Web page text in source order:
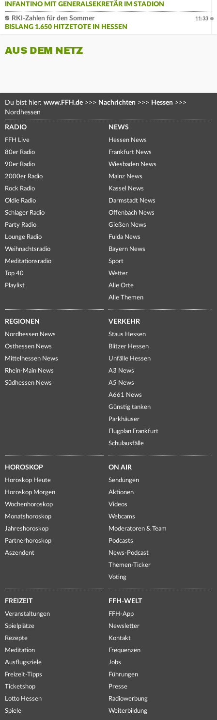
INFANTINO MIT GENERALSEKRETÄR IM STADION
RKI-Zahlen für den Sommer
BISLANG 1.650 HITZETOTE IN HESSEN
11:33
AUS DEM NETZ
Du bist hier: www.FFH.de >>> Nachrichten >>> Hessen >>>
Nordhessen
RADIO
FFH Live
80er Radio
90er Radio
2000er Radio
Rock Radio
Oldie Radio
Schlager Radio
Party Radio
Lounge Radio
Weihnachtsradio
Meditationsradio
Top 40
Playlist
NEWS
Hessen News
Frankfurt News
Wiesbaden News
Mainz News
Kassel News
Darmstadt News
Offenbach News
Gießen News
Fulda News
Bayern News
Sport
Wetter
Alle Orte
Alle Themen
REGIONEN
Nordhessen News
Osthessen News
Mittelhessen News
Rhein-Main News
Südhessen News
VERKEHR
Staus Hessen
Blitzer Hessen
Unfälle Hessen
A3 News
A5 News
A661 News
Günstig tanken
Parkhäuser
Flugplan Frankfurt
Schulausfälle
HOROSKOP
Horoskop Heute
Horoskop Morgen
Wochenhoroskop
Monatshoroskop
Jahreshoroskop
Partnerhoroskop
Aszendent
ON AIR
Sendungen
Aktionen
Videos
Webcams
Moderatoren & Team
Podcasts
News-Podcast
Themen-Ticker
Voting
FREIZEIT
Veranstaltungen
Spielplätze
Rezepte
Meditation
Ausflugsziele
Freizeit-Tipps
Ticketshop
Lotto Hessen
Spiele
FFH-WELT
FFH-App
Newsletter
Kontakt
Frequenzen
Jobs
Führungen
Presse
Radiowerbung
Weiterbildung